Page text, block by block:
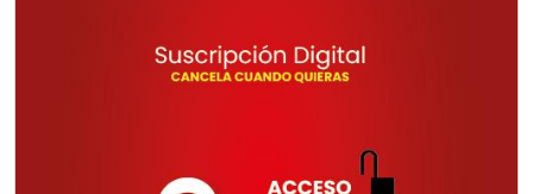
CONSULTORÍAS DE